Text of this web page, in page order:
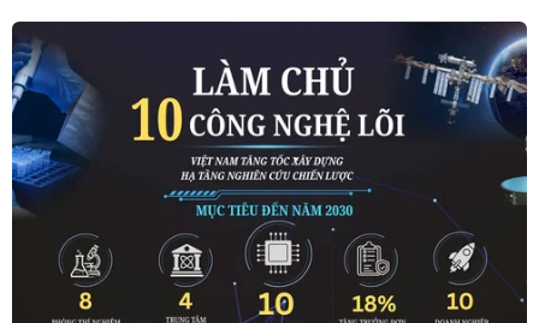
Đặng Huyền-Phạm Ngọc Ánh
15/10/2020 23:38
Tổng cộng đã có hơn 17,8 triệu người Mỹ bỏ phiếu
qua thư hoặc trực tiếp, tương đương với gần 13%
tổng số người Mỹ đã đi bỏ phiếu trong cuộc bầu
cử tổng thống năm 2016.